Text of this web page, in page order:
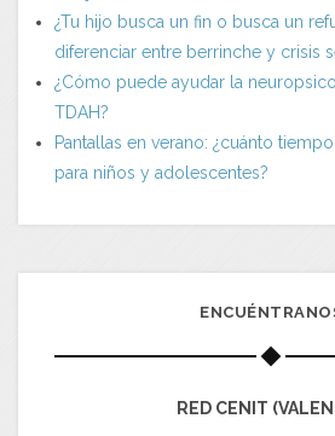
¿Tu hijo busca un fin o busca un
diferenciar entre berrinche y crisis
¿Cómo puede ayudar la
TDAH?
Pantallas en verano: ¿cuánto
para niños y adolescentes?
RED CENIT